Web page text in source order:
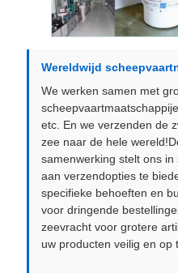
Wereldwijd
We werken samen met
etc. En we verzenden de
zee naar de hele
samenwerking stelt ons
aan verzendopties te
specifieke behoeften en
voor dringende
zeevracht voor grotere
uw producten veilig en op